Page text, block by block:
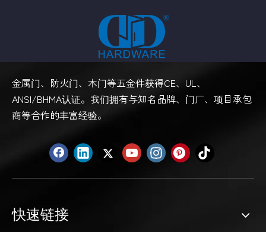
金属门、防火门、木门等五金件获得CE、UL、
ANSI/BHMA认证。我们拥有与知名品牌、门厂、项目承包
商等合作的丰富经验。
快速链接